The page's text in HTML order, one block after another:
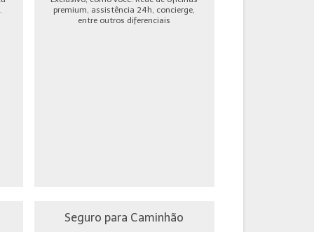
premium, assistência 24h, concierge,
entre outros diferenciais
Seguro para Caminhão